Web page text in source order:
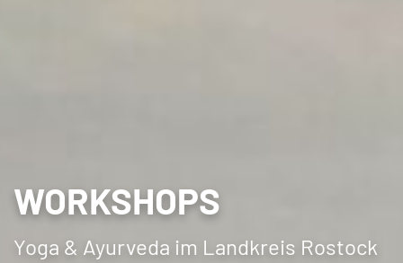
WORKSHOPS
Yoga & Ayurveda im Landkreis Rostock